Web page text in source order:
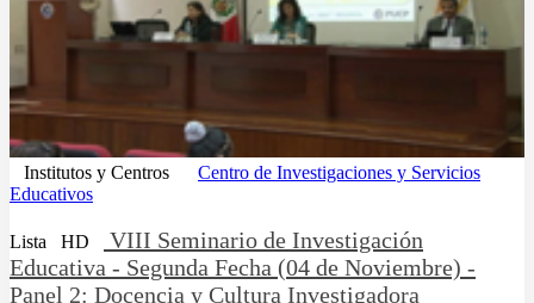
Institutos y Centros
Centro de Investigaciones y Servicios
Educativos
Lista HD
VIII Seminario de Investigación
Educativa - Segunda Fecha (04 de Noviembre) -
Panel 2: Docencia y Cultura Investigadora